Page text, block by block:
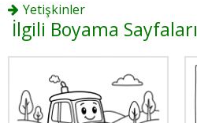
Yetişkinler
İlgili Boyama Sayfaları